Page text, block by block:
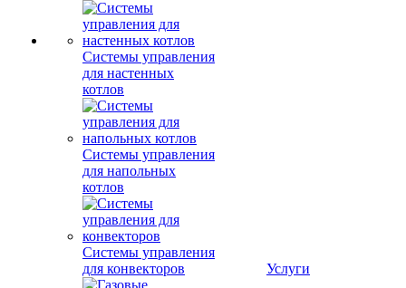
Системы управления
для настенных
котлов
Системы управления
для напольных
котлов
Системы управления
для конвекторов
Услуги